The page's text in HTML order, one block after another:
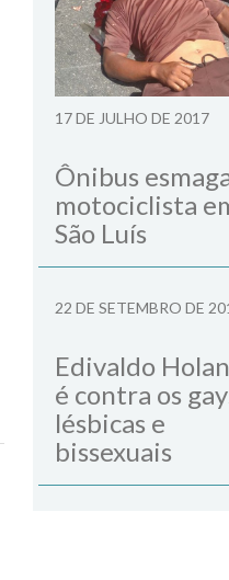
17 DE JULHO DE 2017
Ônibus
motociclista
São Luís
22 DE SETEMBRO DE
Edivaldo
é contra os
lésbicas e
bissexuais